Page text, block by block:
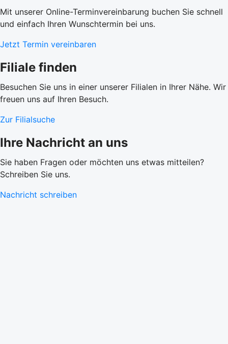
Mit unserer Online-Terminvereinbarung buchen Sie schnell
und einfach Ihren Wunschtermin bei uns.
Jetzt Termin vereinbaren
Filiale finden
Besuchen Sie uns in einer unserer Filialen in Ihrer Nähe. Wir
freuen uns auf Ihren Besuch.
Zur Filialsuche
Ihre Nachricht an uns
Sie haben Fragen oder möchten uns etwas mitteilen?
Schreiben Sie uns.
Nachricht schreiben